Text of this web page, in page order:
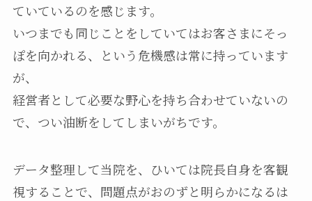
ていているのを感じます。
いつまでも同じことをしていてはお客さまにそっ
ぽを向かれる、という危機感は常に持っています
が、
経営者として必要な野心を持ち合わせていないの
で、つい油断をしてしまいがちです。
データ整理して当院を、ひいては院長自身を客観
視することで、問題点がおのずと明らかになるは